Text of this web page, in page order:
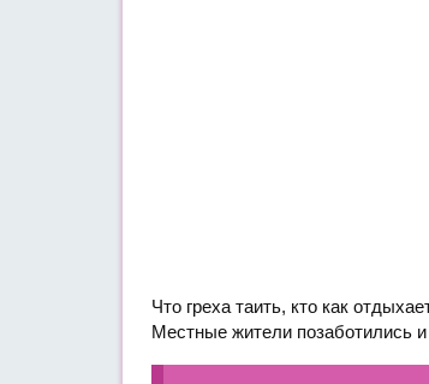
Что греха таить, кто как
Местные жители позаботились